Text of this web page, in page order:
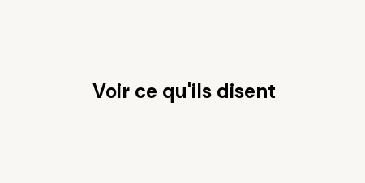
Voir ce qu'ils disent